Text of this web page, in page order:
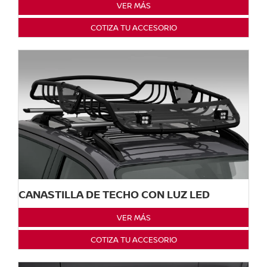
VER MÁS
COTIZA TU ACCESORIO
CANASTILLA DE TECHO CON LUZ LED
VER MÁS
COTIZA TU ACCESORIO